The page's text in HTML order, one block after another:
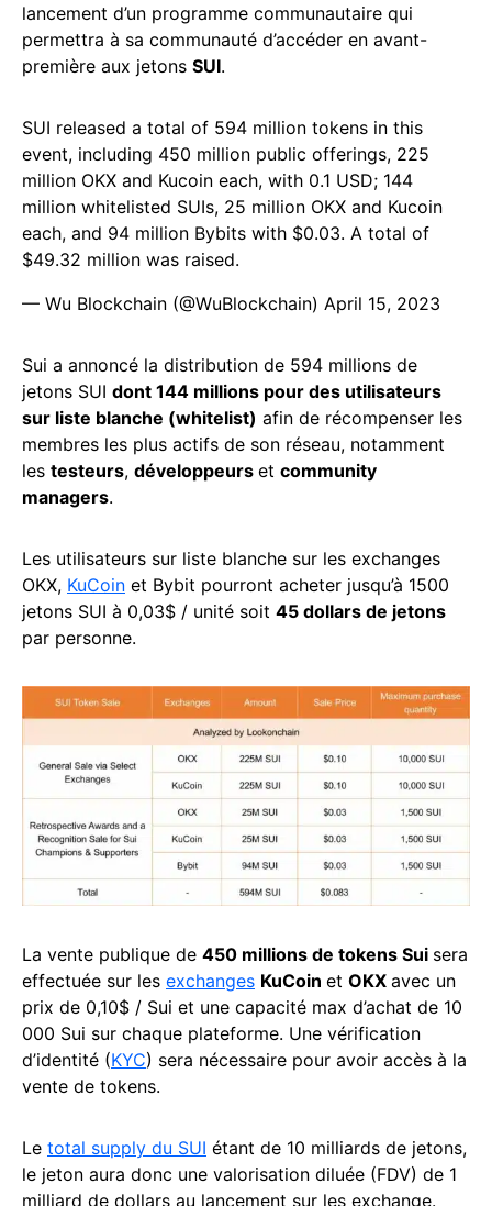
lancement d’un programme communautaire qui
permettra à sa communauté d’accéder en avant-
première aux jetons SUI.
SUI released a total of 594 million tokens in this
event, including 450 million public offerings, 225
million OKX and Kucoin each, with 0.1 USD; 144
million whitelisted SUIs, 25 million OKX and Kucoin
each, and 94 million Bybits with $0.03. A total of
$49.32 million was raised.
— Wu Blockchain (@WuBlockchain) April 15, 2023
Sui a annoncé la distribution de 594 millions de
jetons SUI dont 144 millions pour des utilisateurs
sur liste blanche (whitelist) afin de récompenser les
membres les plus actifs de son réseau, notamment
les testeurs, développeurs et community
managers.
Les utilisateurs sur liste blanche sur les exchanges
OKX, KuCoin et Bybit pourront acheter jusqu’à 1500
jetons SUI à 0,03$ / unité soit 45 dollars de jetons
par personne.
La vente publique de 450 millions de tokens Sui sera
effectuée sur les exchanges KuCoin et OKX avec un
prix de 0,10$ / Sui et une capacité max d’achat de 10
000 Sui sur chaque plateforme. Une vérification
d’identité (KYC) sera nécessaire pour avoir accès à la
vente de tokens.
Le total supply du SUI étant de 10 milliards de jetons,
le jeton aura donc une valorisation diluée (FDV) de 1
milliard de dollars au lancement sur les exchange.